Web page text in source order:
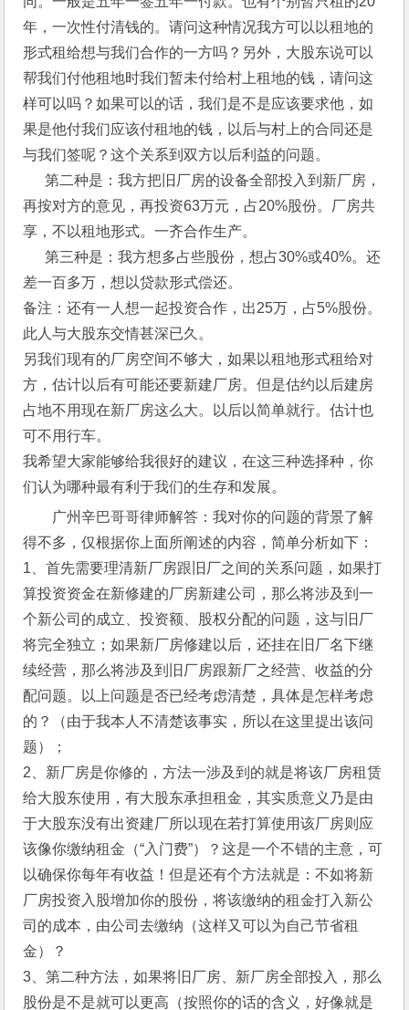
年，一次性付清钱的。请问这种情况我方可以以租地的
形式租给想与我们合作的一方吗？另外，大股东说可以
帮我们付他租地时我们暂未付给村上租地的钱，请问这
样可以吗？如果可以的话，我们是不是应该要求他，如
果是他付我们应该付租地的钱，以后与村上的合同还是
与我们签呢？这个关系到双方以后利益的问题。
第二种是：我方把旧厂房的设备全部投入到新厂房，
再按对方的意见，再投资63万元，占20%股份。厂房共
享，不以租地形式。一齐合作生产。
第三种是：我方想多占些股份，想占30%或40%。还
差一百多万，想以贷款形式偿还。
备注：还有一人想一起投资合作，出25万，占5%股份。
此人与大股东交情甚深已久。
另我们现有的厂房空间不够大，如果以租地形式租给对
方，估计以后有可能还要新建厂房。但是估约以后建房
占地不用现在新厂房这么大。以后以简单就行。估计也
可不用行车。
我希望大家能够给我很好的建议，在这三种选择种，你
们认为哪种最有利于我们的生存和发展。
广州辛巴哥哥律师解答：我对你的问题的背景了解
得不多，仅根据你上面所阐述的内容，简单分析如下：
1、首先需要理清新厂房跟旧厂之间的关系问题，如果打
算投资资金在新修建的厂房新建公司，那么将涉及到一
个新公司的成立、投资额、股权分配的问题，这与旧厂
将完全独立；如果新厂房修建以后，还挂在旧厂名下继
续经营，那么将涉及到旧厂房跟新厂之经营、收益的分
配问题。以上问题是否已经考虑清楚，具体是怎样考虑
的？（由于我本人不清楚该事实，所以在这里提出该问
题）；
2、新厂房是你修的，方法一涉及到的就是将该厂房租赁
给大股东使用，有大股东承担租金，其实质意义乃是由
于大股东没有出资建厂所以现在若打算使用该厂房则应
该像你缴纳租金（“入门费”）？这是一个不错的主意，可
以确保你每年有收益！但是还有个方法就是：不如将新
厂房投资入股增加你的股份，将该缴纳的租金打入新公
司的成本，由公司去缴纳（这样又可以为自己节省租
金）？
3、第二种方法，如果将旧厂房、新厂房全部投入，那么
股份是不是就可以更高（按照你的话的含义，好像就是